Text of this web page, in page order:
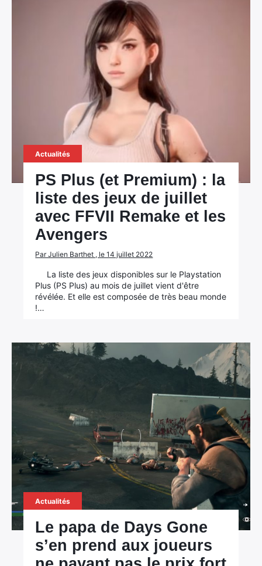
Actualités
PS Plus (et Premium) : la
liste des jeux de juillet
avec FFVII Remake et les
Avengers
Par Julien Barthet , le 14 juillet 2022
La liste des jeux disponibles sur le Playstation
Plus (PS Plus) au mois de juillet vient d'être
révélée. Et elle est composée de très beau monde
!…
Actualités
Le papa de Days Gone
s’en prend aux joueurs